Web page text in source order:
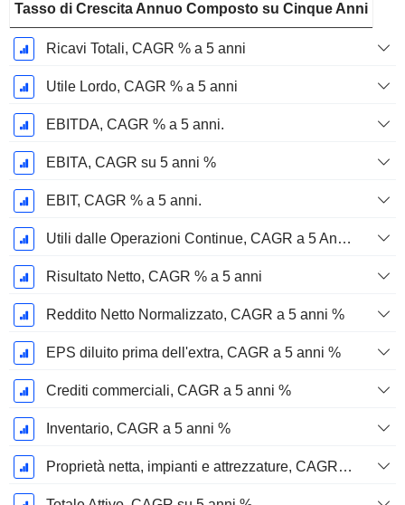
Tasso di Crescita Annuo Composto su Cinque Anni
Ricavi Totali, CAGR % a 5 anni
Utile Lordo, CAGR % a 5 anni
EBITDA, CAGR % a 5 anni.
EBITA, CAGR su 5 anni %
EBIT, CAGR % a 5 anni.
Utili dalle Operazioni Continue, CAGR a 5 Anni %
Risultato Netto, CAGR % a 5 anni
Reddito Netto Normalizzato, CAGR a 5 anni %
EPS diluito prima dell'extra, CAGR a 5 anni %
Crediti commerciali, CAGR a 5 anni %
Inventario, CAGR a 5 anni %
Proprietà netta, impianti e attrezzature, CAGR a 5 anni %